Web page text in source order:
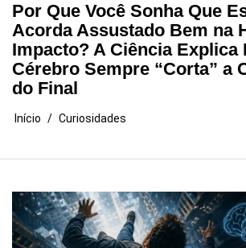
Por Que Você Sonha Que
Acorda Assustado Bem na
Impacto? A Ciência Explica
Cérebro Sempre “Corta” a
do Final
Início Curiosidades